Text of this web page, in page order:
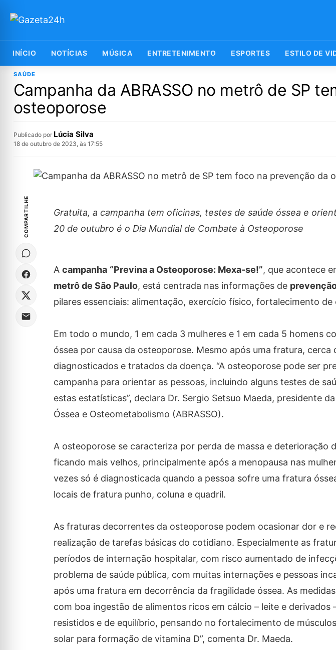
INÍCIO NOTÍCIAS MÚSICA ENTRETENIMENTO ESPORTES ESTILO DE
SAÚDE
Campanha da ABRASSO no metrô de SP
osteoporose
Publicado por Lúcia Silva
18 de outubro de 2023, às 17:55
COMPARTILHE
Gratuita, a campanha tem oficinas, testes de saúde óssea e
20 de outubro é o Dia Mundial de Combate à Osteoporose
A campanha “Previna a Osteoporose: Mexa-se!”, que acontece
metrô de São Paulo, está centrada nas informações de
pilares essenciais: alimentação, exercício físico, fortalecimento de
Em todo o mundo, 1 em cada 3 mulheres e 1 em cada 5 homens
óssea por causa da osteoporose. Mesmo após uma fratura, cerca
diagnosticados e tratados da doença. “A osteoporose pode ser
campanha para orientar as pessoas, incluindo alguns testes de
estas estatísticas”, declara Dr. Sergio Setsuo Maeda, presidente
Óssea e Osteometabolismo (ABRASSO).
A osteoporose se caracteriza por perda de massa e deterioração
ficando mais velhos, principalmente após a menopausa nas
vezes só é diagnosticada quando a pessoa sofre uma fratura
locais de fratura punho, coluna e quadril.
As fraturas decorrentes da osteoporose podem ocasionar dor e
realização de tarefas básicas do cotidiano. Especialmente as
períodos de internação hospitalar, com risco aumentado de
problema de saúde pública, com muitas internações e pessoas
após uma fratura em decorrência da fragilidade óssea. As
com boa ingestão de alimentos ricos em cálcio – leite e
resistidos e de equilíbrio, pensando no fortalecimento de
solar para formação de vitamina D”, comenta Dr. Maeda.